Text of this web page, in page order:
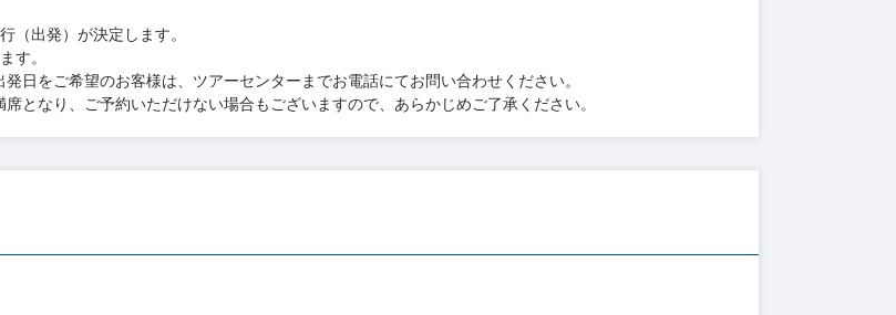
（出発）が決定します。
す。
日をご希望のお客様は、ツアーセンターまでお電話にてお問い合わせください。
となり、ご予約いただけない場合もございますので、あらかじめご了承ください。